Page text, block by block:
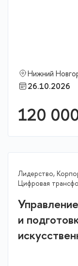
Нижний
26.10.2026
120
Лидерство,
Цифровая
и